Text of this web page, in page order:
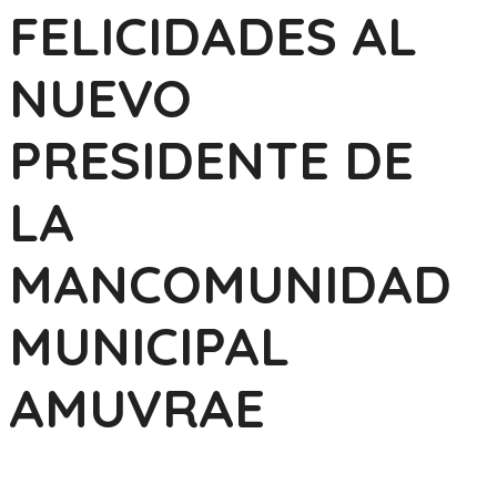
FELICIDADES AL
NUEVO
PRESIDENTE DE
LA
MANCOMUNIDAD
MUNICIPAL
AMUVRAE